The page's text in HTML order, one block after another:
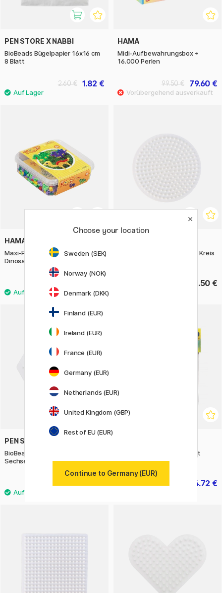
PEN STORE X NABBI
BioBeads Bügelpapier 16x16 cm
8 Blatt
1.82 €
2.60 €
HAMA
Midi-Aufbewahrungsbox +
16.000 Perlen
79.60 €
99.50 €
HAMA
Maxi-Perlen 600er-Set
Dinosaurier
BioBeads Stiftplatten Midi Kreis
1.50 €
PEN STORE X NABBI
BioBeads Stiftplatten Midi
Sechseck
Midi-Steckplatten, 2er-Set
4.72 €
Choose your location
Sweden (SEK)
Norway (NOK)
Denmark (DKK)
Finland (EUR)
Ireland (EUR)
France (EUR)
Germany (EUR)
Netherlands (EUR)
United Kingdom (GBP)
Rest of EU (EUR)
Continue to Germany (EUR)